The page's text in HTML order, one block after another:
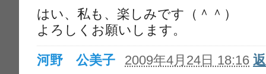
はい、私も、楽しみです（＾＾）
よろしくお願いします。
河野 公美子 2009年4月24日 18:16